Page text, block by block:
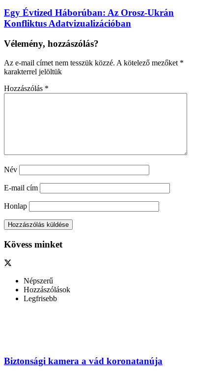
Egy Évtized Háborúban: Az Orosz-Ukrán
Konfliktus Adatvizualizációban
Vélemény, hozzászólás?
Az e-mail címet nem tesszük közzé. A kötelező mezőket *
karakterrel jelöltük
Hozzászólás *
Név
E-mail cím
Honlap
Kövess minket
Népszerű
Hozzászólások
Legfrisebb
Biztonsági kamera a vád koronatanúja